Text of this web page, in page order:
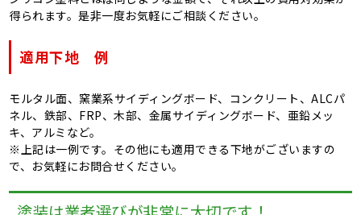
得られます。是非一度お気軽にご相談ください。
適用下地 例
モルタル面、窯業系サイディングボード、コンクリート、ALCパ
ネル、鉄部、FRP、木部、金属サイディングボード、亜鉛メッ
キ、アルミなど。
※上記は一例です。その他にも適用できる下地がございますの
で、お気軽にお問合せください。